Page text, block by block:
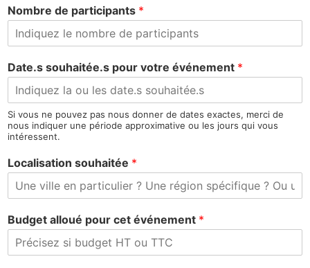
Nombre de participants *
Date.s souhaitée.s pour votre événement *
Si vous ne pouvez pas nous donner de dates exactes, merci de
nous indiquer une période approximative ou les jours qui vous
intéressent.
Localisation souhaitée *
Budget alloué pour cet événement *